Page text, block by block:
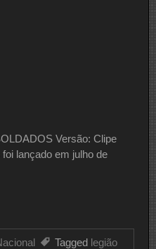
Versão: Clipe
lançado em julho de
Tagged legião